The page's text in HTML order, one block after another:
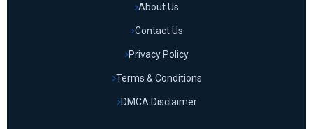
About Us
Contact Us
Privacy Policy
Terms & Conditions
DMCA Disclaimer